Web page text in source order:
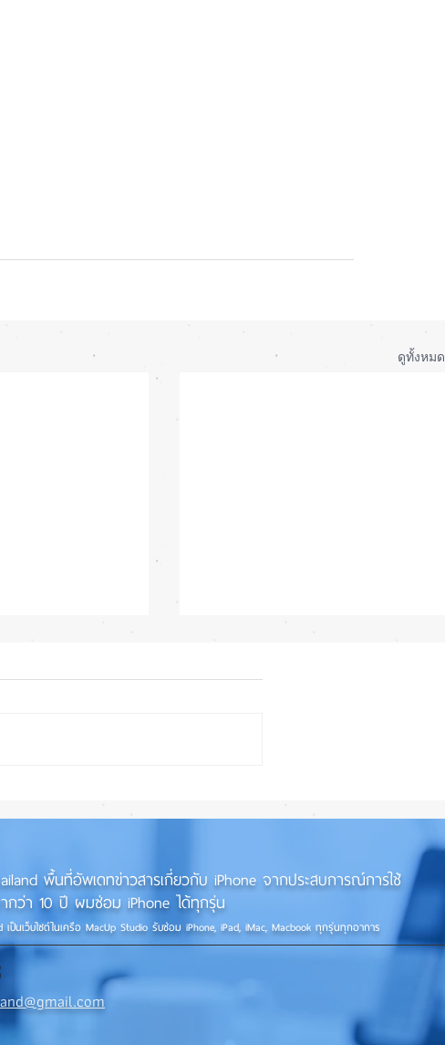
ดูทั้งหมด
ม่พัง! ⚡📱
น่าใช้กว่าเดิม หลายแอปรองรับ
พื้นที่อัพเดทข่าวสารเกี่ยวกับ iPhone จากประสบการณ์การใช้
กว่า 10 ปี ผมซ่อม iPhone ได้ทุกรุ่น
เป็นเว็บไซต์ในเครือ MacUp Studio รับซ่อม iPhone, iPad, iMac, Macbook ทุกรุ่นทุกอาการ